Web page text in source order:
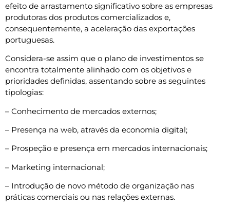
efeito de arrastamento significativo sobre as empresas
produtoras dos produtos comercializados e,
consequentemente, a aceleração das exportações
portuguesas.
Considera-se assim que o plano de investimentos se
encontra totalmente alinhado com os objetivos e
prioridades definidas, assentando sobre as seguintes
tipologias:
– Conhecimento de mercados externos;
– Presença na web, através da economia digital;
– Prospeção e presença em mercados internacionais;
– Marketing internacional;
– Introdução de novo método de organização nas
práticas comerciais ou nas relações externas.